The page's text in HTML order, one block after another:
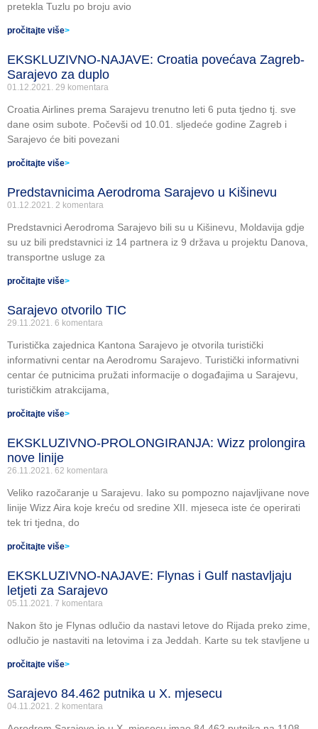
pretekla Tuzlu po broju avio
pročitajte više>
EKSKLUZIVNO-NAJAVE: Croatia povećava Zagreb-
Sarajevo za duplo
01.12.2021. 29 komentara
Croatia Airlines prema Sarajevu trenutno leti 6 puta tjedno tj. sve
dane osim subote. Počevši od 10.01. sljedeće godine Zagreb i
Sarajevo će biti povezani
pročitajte više>
Predstavnicima Aerodroma Sarajevo u Kišinevu
01.12.2021. 2 komentara
Predstavnici Aerodroma Sarajevo bili su u Kišinevu, Moldavija gdje
su uz bili predstavnici iz 14 partnera iz 9 država u projektu Danova,
transportne usluge za
pročitajte više>
Sarajevo otvorilo TIC
29.11.2021. 6 komentara
Turistička zajednica Kantona Sarajevo je otvorila turistički
informativni centar na Aerodromu Sarajevo. Turistički informativni
centar će putnicima pružati informacije o događajima u Sarajevu,
turističkim atrakcijama,
pročitajte više>
EKSKLUZIVNO-PROLONGIRANJA: Wizz prolongira
nove linije
26.11.2021. 62 komentara
Veliko razočaranje u Sarajevu. Iako su pompozno najavljivane nove
linije Wizz Aira koje kreću od sredine XII. mjeseca iste će operirati
tek tri tjedna, do
pročitajte više>
EKSKLUZIVNO-NAJAVE: Flynas i Gulf nastavljaju
letjeti za Sarajevo
05.11.2021. 7 komentara
Nakon što je Flynas odlučio da nastavi letove do Rijada preko zime,
odlučio je nastaviti na letovima i za Jeddah. Karte su tek stavljene u
pročitajte više>
Sarajevo 84.462 putnika u X. mjesecu
04.11.2021. 2 komentara